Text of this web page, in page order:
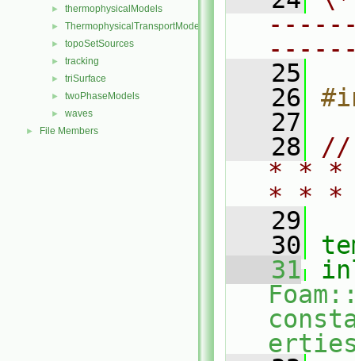
► thermophysicalModels
► ThermophysicalTransportModels
► topoSetSources
► tracking
► triSurface
► twoPhaseModels
► waves
► File Members
   25
   26
   27
   28
//
* * *
* *
   29
   30
   31